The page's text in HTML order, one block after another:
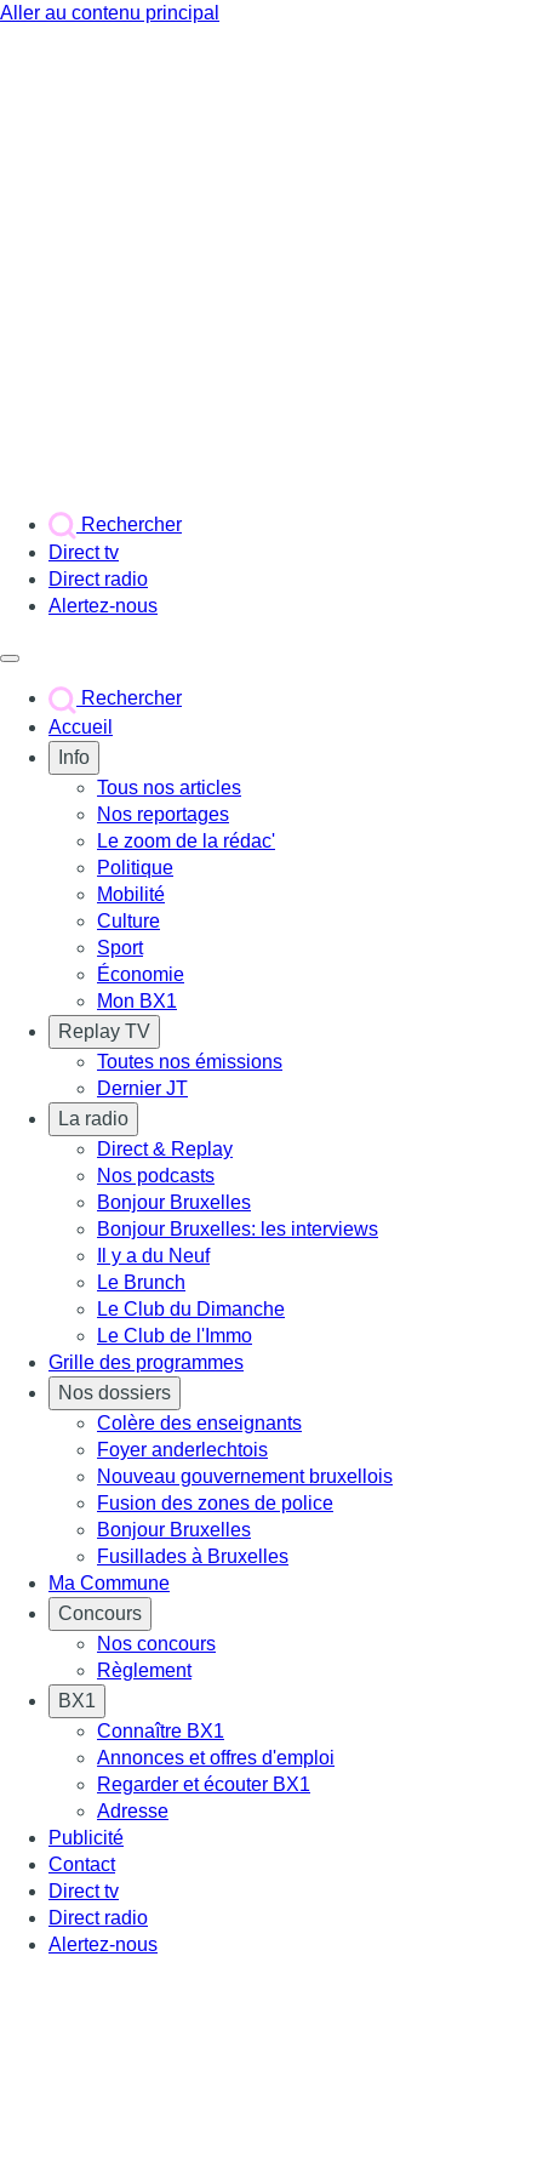
Aller au contenu principal
Rechercher
Direct tv
Direct radio
Alertez-nous
Rechercher
Accueil
Info
Tous nos articles
Nos reportages
Le zoom de la rédac'
Politique
Mobilité
Culture
Sport
Économie
Mon BX1
Replay TV
Toutes nos émissions
Dernier JT
La radio
Direct & Replay
Nos podcasts
Bonjour Bruxelles
Bonjour Bruxelles: les interviews
Il y a du Neuf
Le Brunch
Le Club du Dimanche
Le Club de l'Immo
Grille des programmes
Nos dossiers
Colère des enseignants
Foyer anderlechtois
Nouveau gouvernement bruxellois
Fusion des zones de police
Bonjour Bruxelles
Fusillades à Bruxelles
Ma Commune
Concours
Nos concours
Règlement
BX1
Connaître BX1
Annonces et offres d'emploi
Regarder et écouter BX1
Adresse
Publicité
Contact
Direct tv
Direct radio
Alertez-nous